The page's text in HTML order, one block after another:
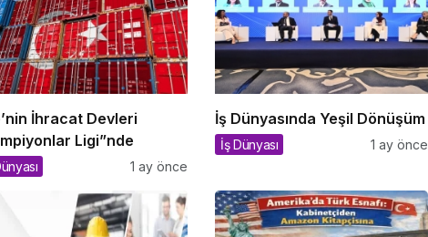
İhracat Devleri
Ligi”nde
1 ay önce
İş Dünyasında Yeşil Dönüşüm
İş Dünyası 1 ay önce